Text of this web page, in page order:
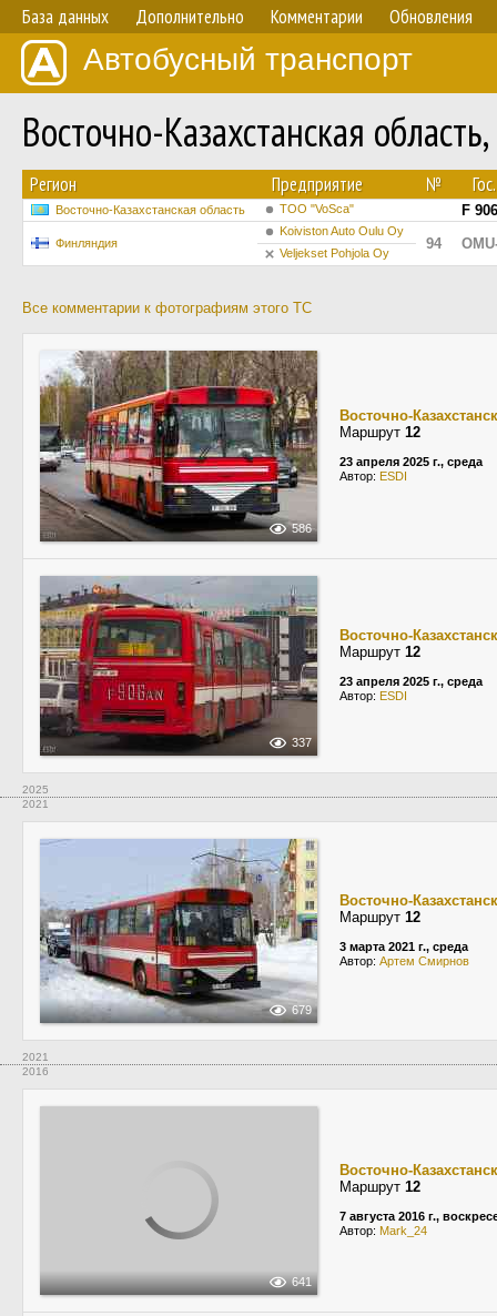
База данных Дополнительно Комментарии Обновления
Автобусный транспорт
Восточно-Казахстанская
Регион Предприятие №
Восточно-Казахстанская область ТОО "VoSca" F
Финляндия
Koiviston Auto Oulu Oy
94
Veljekset Pohjola Oy
Все комментарии к фотографиям этого ТС
586
Восточно-
Маршрут 12
23 апреля 2025 г., среда
Автор: ESDI
337
Восточно-
Маршрут 12
23 апреля 2025 г., среда
Автор: ESDI
2025
2021
679
Восточно-
Маршрут 12
3 марта 2021 г., среда
Автор: Apтем Cмирнов
2021
2016
641
Восточно-
Маршрут 12
7 августа 2016 г.,
Автор: Mark_24